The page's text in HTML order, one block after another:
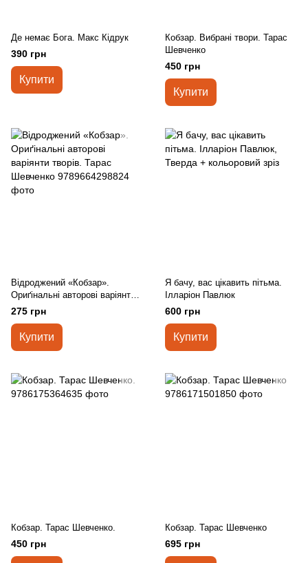
Де немає Бога. Макс Кідрук
390 грн
Купити
Кобзар. Вибрані твори. Тарас
Шевченко
450 грн
Купити
Відроджений «Кобзар».
Ориґінальні авторові варіянти
творів. Тарас Шевченко
275 грн
Купити
Я бачу, вас цікавить пітьма.
Ілларіон Павлюк
600 грн
Купити
Кобзар. Тарас Шевченко.
450 грн
Кобзар. Тарас Шевченко
695 грн